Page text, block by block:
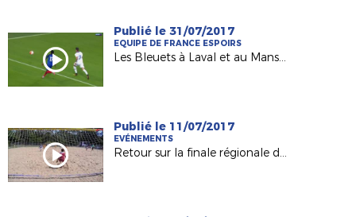
Publié le 31/07/2017
EQUIPE DE FRANCE ESPOIRS
Les Bleuets à Laval et au Mans début septembre !
Publié le 11/07/2017
EVÉNEMENTS
Retour sur la finale régionale de Beach-Soccer 2017 !